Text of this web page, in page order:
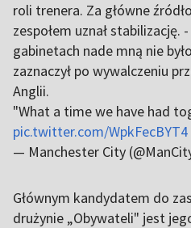
roli trenera. Za główne
zespołem uznał stabilizację.
gabinetach nade mną nie
zaznaczył po wywalczeniu
Anglii.
"What a time we have had
pic.twitter.com/WpkFecBYT4
— Manchester City
Głównym kandydatem do
drużynie „Obywateli" jest